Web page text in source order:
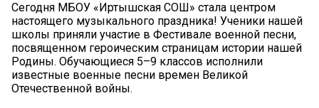
Сегодня МБОУ «Иртышская СОШ» стала центром
настоящего музыкального праздника! Ученики нашей
школы приняли участие в Фестивале военной песни,
посвященном героическим страницам истории нашей
Родины. Обучающиеся 5–9 классов исполнили
известные военные песни времен Великой
Отечественной войны.